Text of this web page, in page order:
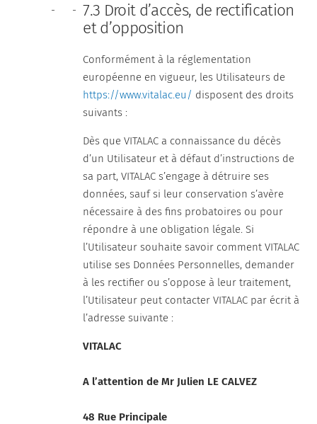
7.3 Droit d’accès, de rectification
et d’opposition
Conformément à la réglementation
européenne en vigueur, les Utilisateurs de
https://www.vitalac.eu/ disposent des droits
suivants :
Dès que VITALAC a connaissance du décès
d’un Utilisateur et à défaut d’instructions de
sa part, VITALAC s’engage à détruire ses
données, sauf si leur conservation s’avère
nécessaire à des fins probatoires ou pour
répondre à une obligation légale. Si
l’Utilisateur souhaite savoir comment VITALAC
utilise ses Données Personnelles, demander
à les rectifier ou s’oppose à leur traitement,
l’Utilisateur peut contacter VITALAC par écrit à
l’adresse suivante :
VITALAC
A l’attention de Mr Julien LE CALVEZ
48 Rue Principale